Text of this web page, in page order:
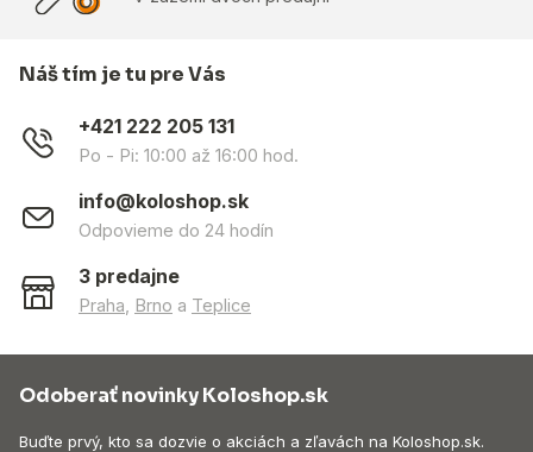
Náš tím je tu pre Vás
+421 222 205 131
Po - Pi: 10:00 až 16:00 hod.
info@koloshop.sk
Odpovieme do 24 hodín
3 predajne
Praha Brno a Teplice
Odoberať novinky Koloshop.sk
Buďte prvý, kto sa dozvie o akciách a zľavách na Koloshop.sk.